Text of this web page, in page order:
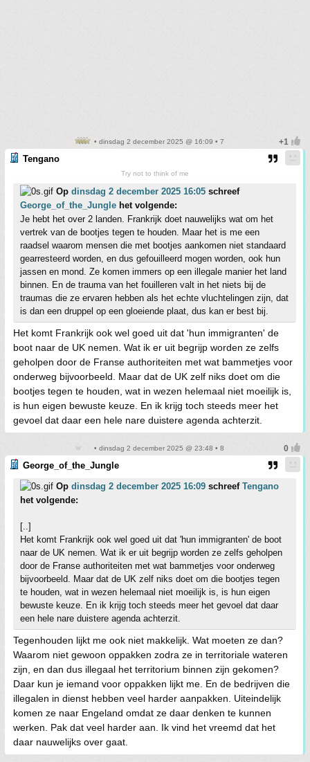
• dinsdag 2 december 2025 @ 16:09 • 7
Tengano
Try not to think of me
Op dinsdag 2 december 2025 16:05 schreef
George_of_the_Jungle het volgende:
Je hebt het over 2 landen. Frankrijk doet nauwelijks wat om het
vertrek van de bootjes tegen te houden. Maar het is me een
raadsel waarom mensen die met bootjes aankomen niet standaard
gearresteerd worden, en dus gefouilleerd mogen worden, ook hun
jassen en mond. Ze komen immers op een illegale manier het land
binnen. En de trauma van het fouilleren valt in het niets bij de
traumas die ze ervaren hebben als het echte vluchtelingen zijn, dat
is dan een druppel op een gloeiende plaat, dus kan er best bij.
Het komt Frankrijk ook wel goed uit dat 'hun immigranten' de
boot naar de UK nemen. Wat ik er uit begrijp worden ze zelfs
geholpen door de Franse authoriteiten met wat bammetjes voor
onderweg bijvoorbeeld. Maar dat de UK zelf niks doet om die
bootjes tegen te houden, wat in wezen helemaal niet moeilijk is,
is hun eigen bewuste keuze. En ik krijg toch steeds meer het
gevoel dat daar een hele nare duistere agenda achterzit.
• dinsdag 2 december 2025 @ 23:48 • 8
George_of_the_Jungle
Op dinsdag 2 december 2025 16:09 schreef Tengano
het volgende:
[..]
Het komt Frankrijk ook wel goed uit dat 'hun immigranten' de boot
naar de UK nemen. Wat ik er uit begrijp worden ze zelfs geholpen
door de Franse authoriteiten met wat bammetjes voor onderweg
bijvoorbeeld. Maar dat de UK zelf niks doet om die bootjes tegen
te houden, wat in wezen helemaal niet moeilijk is, is hun eigen
bewuste keuze. En ik krijg toch steeds meer het gevoel dat daar
een hele nare duistere agenda achterzit.
Tegenhouden lijkt me ook niet makkelijk. Wat moeten ze dan?
Waarom niet gewoon oppakken zodra ze in territoriale wateren
zijn, en dan dus illegaal het territorium binnen zijn gekomen?
Daar kun je iemand voor oppakken lijkt me. En de bedrijven die
illegalen in dienst hebben veel harder aanpakken. Uiteindelijk
komen ze naar Engeland omdat ze daar denken te kunnen
werken. Pak dat veel harder aan. Ik vind het vreemd dat het
daar nauwelijks over gaat.